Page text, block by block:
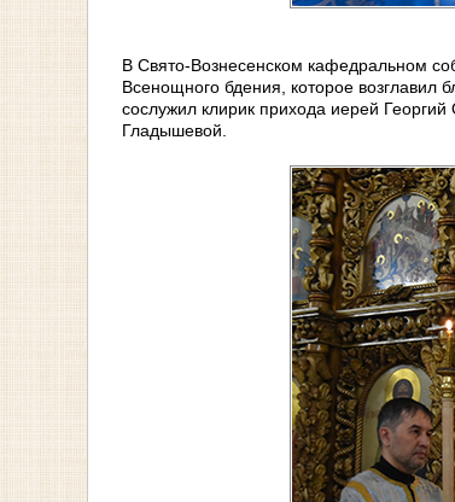
В Свято-Вознесенском кафедральном
Всенощного бдения, которое возглавил
сослужил клирик прихода иерей
Гладышевой.